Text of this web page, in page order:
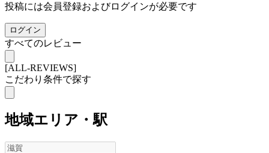
投稿には会員登録およびログインが必要です
ログイン
すべてのレビュー
[ALL-REVIEWS]
こだわり条件で探す
地域エリア・駅